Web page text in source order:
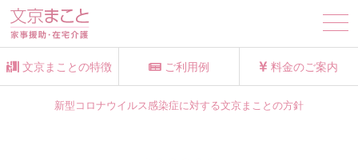
文京まことの特徴 ご利用例 料金のご案内
新型コロナウイルス感染症に対する文京まことの方針